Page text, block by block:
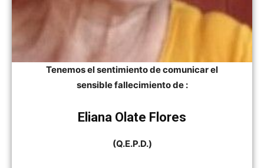
Tenemos el sentimiento de comunicar el
sensible fallecimiento de :
Eliana Olate Flores
(Q.E.P.D.)